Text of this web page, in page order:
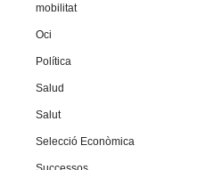
mobilitat
Oci
Política
Salud
Salut
Selecció Econòmica